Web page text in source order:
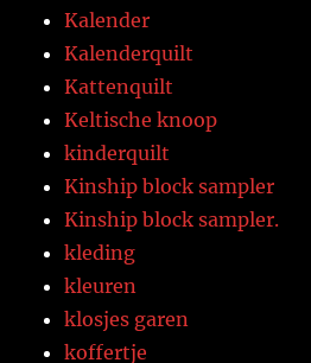
Kalender
Kalenderquilt
Kattenquilt
Keltische knoop
kinderquilt
Kinship block sampler
Kinship block sampler.
kleding
kleuren
klosjes garen
koffertje